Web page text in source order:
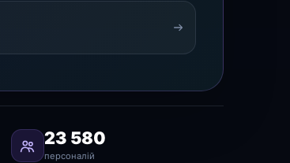
23 580
персоналій